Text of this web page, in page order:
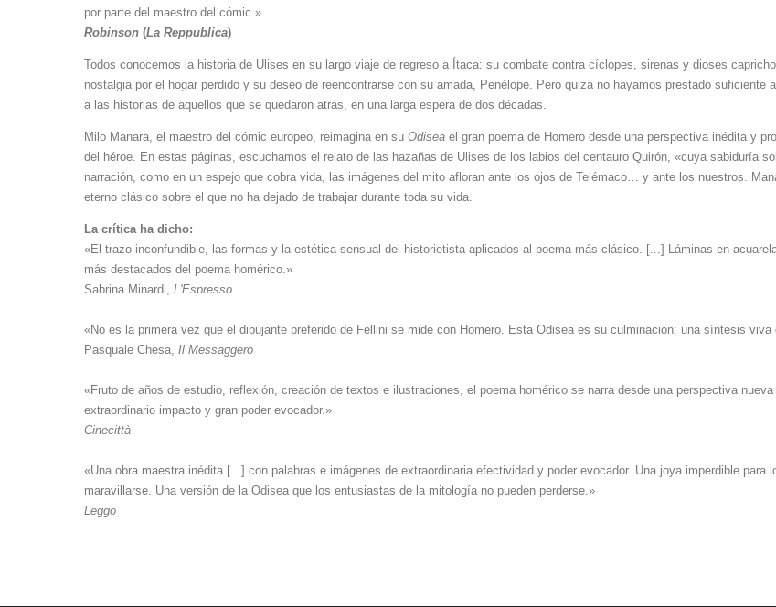
por parte del maestro del cómic.»
Robinson (La Reppublica)
Todos conocemos la historia de Ulises en su largo viaje de regreso a Ítaca: su combate contra cíclopes, sirenas y dioses
nostalgia por el hogar perdido y su deseo de reencontrarse con su amada, Penélope. Pero quizá no hayamos prestado suficiente
a las historias de aquellos que se quedaron atrás, en una larga espera de dos décadas.
Milo Manara, el maestro del cómic europeo, reimagina en su Odisea el gran poema de Homero desde una perspectiva inédita y
del héroe. En estas páginas, escuchamos el relato de las hazañas de Ulises de los labios del centauro Quirón, «cuya sabiduría
narración, como en un espejo que cobra vida, las imágenes del mito afloran ante los ojos de Telémaco… y ante los nuestros.
eterno clásico sobre el que no ha dejado de trabajar durante toda su vida.
La crítica ha dicho:
«El trazo inconfundible, las formas y la estética sensual del historietista aplicados al poema más clásico. [...] Láminas en
más destacados del poema homérico.»
Sabrina Minardi, L'Espresso
«No es la primera vez que el dibujante preferido de Fellini se mide con Homero. Esta Odisea es su culminación: una síntesis
Pasquale Chesa, Il Messaggero
«Fruto de años de estudio, reflexión, creación de textos e ilustraciones, el poema homérico se narra desde una perspectiva
extraordinario impacto y gran poder evocador.»
Cinecittà
«Una obra maestra inédita [...] con palabras e imágenes de extraordinaria efectividad y poder evocador. Una joya imperdible
maravillarse. Una versión de la Odisea que los entusiastas de la mitología no pueden perderse.»
Leggo